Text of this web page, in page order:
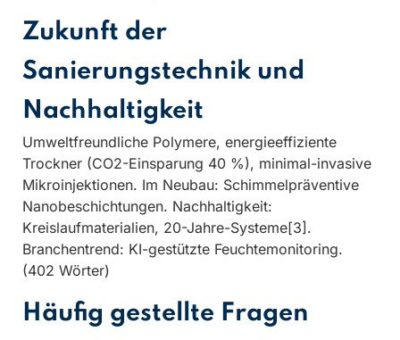
Zukunft der
Sanierungstechnik und
Nachhaltigkeit
Umweltfreundliche Polymere, energieeffiziente
Trockner (CO2-Einsparung 40 %), minimal-invasive
Mikroinjektionen. Im Neubau: Schimmelpräventive
Nanobeschichtungen. Nachhaltigkeit:
Kreislaufmaterialien, 20-Jahre-Systeme[3].
Branchentrend: KI-gestützte Feuchtemonitoring.
(402 Wörter)
Häufig gestellte Fragen